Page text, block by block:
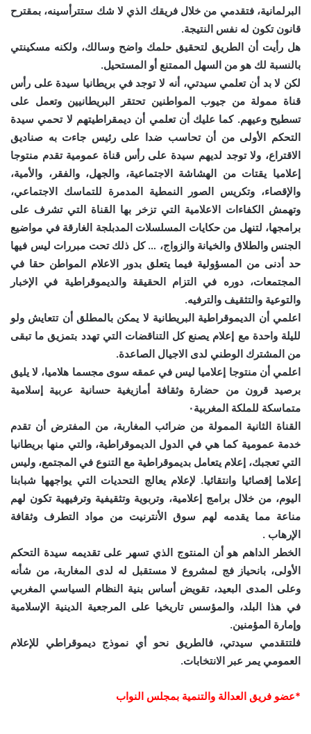
البرلمانية، فتقدمي من خلال فريقك الذي لا شك ستترأسينه، بمقترح
قانون تكون له نفس النتيجة.
هل رأيت أن الطريق لتحقيق حلمك واضح وسالك، ولكنه مسكينتي
بالنسبة لك هو من السهل الممتنع أو المستحيل.
لكن لا بد أن تعلمي سيدتي، أنه لا توجد في بريطانيا سيدة على رأس
قناة ممولة من جيوب المواطنين تحتقر البريطانيين وتعمل على
تسطيح وعيهم. كما عليك أن تعلمي أن ديمقراطيتهم لا تحمي سيدة
التحكم الأولى من أن تحاسب ضدا على رئيس جاءت به صناديق
الاقتراع، ولا توجد لديهم سيدة على رأس قناة عمومية تقدم منتوجا
إعلاميا يقتات من الهشاشة الاجتماعية، والجهل، والفقر، والأمية،
والإقصاء، وتكريس الصور النمطية المدمرة للتماسك الاجتماعي،
وتهمش الكفاءات الاعلامية التي تزخر بها القناة التي تشرف على
برامجها، لتنهل من حكايات المسلسلات المدبلجة الغارقة في مواضيع
الجنس والطلاق والخيانة والزواج، … كل ذلك تحت مبررات ليس فيها
حد أدنى من المسؤولية فيما يتعلق بدور الاعلام المواطن حقا في
المجتمعات، دوره في التزام الحقيقة والديموقراطية في الإخبار
والتوعية والتثقيف والترفيه.
اعلمي أن الديموقراطية البريطانية لا يمكن بالمطلق أن تتعايش ولو
لليلة واحدة مع إعلام يصنع كل التناقضات التي تهدد بتمزيق ما تبقى
من المشترك الوطني لدى الاجيال الصاعدة.
اعلمي أن منتوجا إعلاميا ليس في عمقه سوى مجسما هلاميا، لا يليق
برصيد قرون من حضارة وثقافة أمازيغية حسانية عربية إسلامية
متماسكة للملكة المغربية٠
القناة الثانية الممولة من ضرائب المغاربة، من المفترض أن تقدم
خدمة عمومية كما هي في الدول الديموقراطية، والتي منها بريطانيا
التي تعجبك، إعلام يتعامل بديموقراطية مع التنوع في المجتمع، وليس
إعلاما إقصائيا وانتقائيا. لإعلام يعالج التحديات التي يواجهها شبابنا
اليوم، من خلال برامج إعلامية، وتربوية وتثقيفية وترفيهية تكون لهم
مناعة مما يقدمه لهم سوق الأنترنيت من مواد التطرف وثقافة
الإرهاب .
الخطر الداهم هو أن المنتوج الذي تسهر على تقديمه سيدة التحكم
الأولى، بانحياز فج لمشروع لا مستقبل له لدى المغاربة، من شأنه
وعلى المدى البعيد، تقويض أساس بنية النظام السياسي المغربي
في هذا البلد، والمؤسس تاريخيا على المرجعية الدينية الإسلامية
وإمارة المؤمنين.
فلتتقدمي سيدتي، فالطريق نحو أي نموذج ديموقراطي للإعلام
العمومي يمر عبر الانتخابات.
*عضو فريق العدالة والتنمية بمجلس النواب